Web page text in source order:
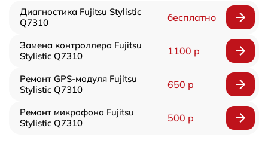
Диагностика Fujitsu Stylistic
Q7310
бесплатно
Замена контроллера Fujitsu
Stylistic Q7310
1100 р
Ремонт GPS-модуля Fujitsu
Stylistic Q7310
650 р
Ремонт микрофона Fujitsu
Stylistic Q7310
500 р